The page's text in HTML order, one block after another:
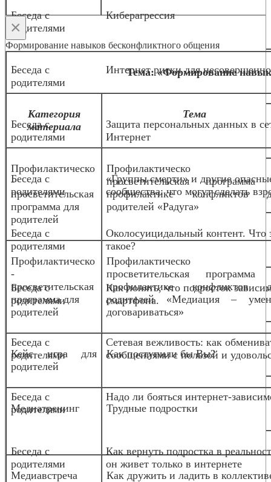
Беседа с
родителями
Киберагрессия
Беседа с
родителями
Интернет риски для
Беседа с
родителями
Защита персональных данных в
Интернет
Беседа с
родителями
«Группы смерти» и другие
сообщества: что могут сделать
Беседа с
родителями
Околосуицидальный контент. Что
такое?
Беседа с
родителями
Как понять, что подросток
смартфона.
Беседа с
родителями
Сетевая вежливость: как
сообщениями с пользой и
Беседа с
родителями
Надо ли бояться интернет-
Беседа с
родителями
Как вернуть подростка в
он живет только в интернете
×
Формирование навыков бесконфликтного общения
Тема: «Формирование
Категория
материала
Тема
Профилактическо
-
просветительская
программа для
родителей
просветительская программа
профилактике конфликтов
родителей «Радуга»
Профилактическо
-
просветительская
программа для
родителей
просветительская программа
профилактике конфликтов
родителей «Медиация –
договариваться»
Кейс игра для
родителей
Как поступили бы Вы?
Медиатренинг Трудные подростки
Медиавстреча Как дружить и ладить в